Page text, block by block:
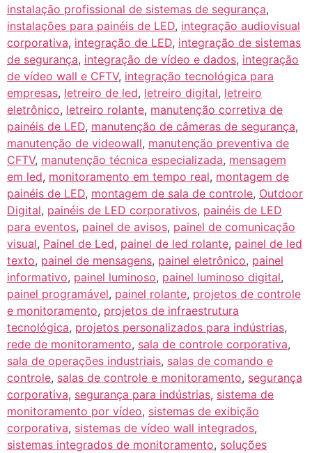
instalação profissional de sistemas de segurança,
instalações para painéis de LED, integração audiovisual
corporativa, integração de LED, integração de sistemas
de segurança, integração de vídeo e dados, integração
de vídeo wall e CFTV, integração tecnológica para
empresas, letreiro de led, letreiro digital, letreiro
eletrônico, letreiro rolante, manutenção corretiva de
painéis de LED, manutenção de câmeras de segurança,
manutenção de videowall, manutenção preventiva de
CFTV, manutenção técnica especializada, mensagem
em led, monitoramento em tempo real, montagem de
painéis de LED, montagem de sala de controle, Outdoor
Digital, painéis de LED corporativos, painéis de LED
para eventos, painel de avisos, painel de comunicação
visual, Painel de Led, painel de led rolante, painel de led
texto, painel de mensagens, painel eletrônico, painel
informativo, painel luminoso, painel luminoso digital,
painel programável, painel rolante, projetos de controle
e monitoramento, projetos de infraestrutura
tecnológica, projetos personalizados para indústrias,
rede de monitoramento, sala de controle corporativa,
sala de operações industriais, salas de comando e
controle, salas de controle e monitoramento, segurança
corporativa, segurança para indústrias, sistema de
monitoramento por vídeo, sistemas de exibição
corporativa, sistemas de vídeo wall integrados,
sistemas integrados de monitoramento, soluções